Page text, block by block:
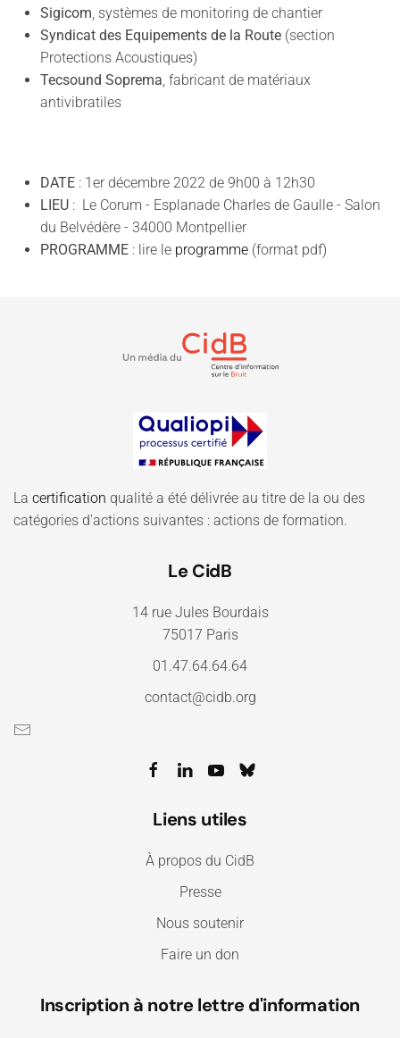
Sigicom, systèmes de monitoring de chantier
Syndicat des Equipements de la Route (section
Protections Acoustiques)
Tecsound Soprema, fabricant de matériaux
antivibratiles
DATE : 1er décembre 2022 de 9h00 à 12h30
LIEU : Le Corum - Esplanade Charles de Gaulle - Salon
du Belvédère - 34000 Montpellier
PROGRAMME : lire le programme (format pdf)
La certification qualité a été délivrée au titre de la ou des
catégories d'actions suivantes : actions de formation.
Le CidB
14 rue Jules Bourdais
75017 Paris
01.47.64.64.64
contact@cidb.org
Liens utiles
À propos du CidB
Presse
Nous soutenir
Faire un don
Inscription à notre lettre d'information